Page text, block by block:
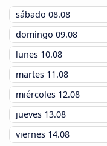
sábado 08.08
domingo 09.08
lunes 10.08
martes 11.08
miércoles 12.08
jueves 13.08
viernes 14.08